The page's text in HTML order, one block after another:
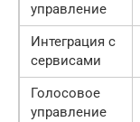
управление
Интеграция с
сервисами
Голосовое
управление